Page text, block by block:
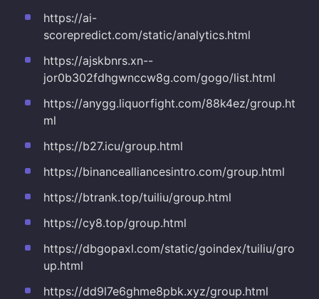
https://ai-
scorepredict.com/static/analytics.html
https://ajskbnrs.xn--
jor0b302fdhgwnccw8g.com/gogo/list.html
https://anygg.liquorfight.com/88k4ez/group.ht
ml
https://b27.icu/group.html
https://binancealliancesintro.com/group.html
https://btrank.top/tuiliu/group.html
https://cy8.top/group.html
https://dbgopaxl.com/static/goindex/tuiliu/gro
up.html
https://dd9l7e6ghme8pbk.xyz/group.html